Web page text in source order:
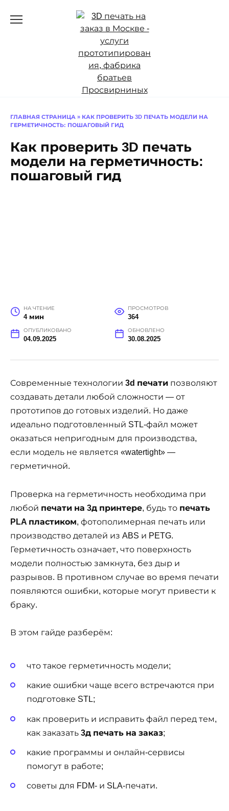
ГЛАВНАЯ СТРАНИЦА » КАК ПРОВЕРИТЬ 3D ПЕЧАТЬ МОДЕЛИ НА
ГЕРМЕТИЧНОСТЬ: ПОШАГОВЫЙ ГИД
Как проверить 3D печать
модели на герметичность:
пошаговый гид
НА ЧТЕНИЕ
4 мин
ПРОСМОТРОВ
364
ОПУБЛИКОВАНО
04.09.2025
ОБНОВЛЕНО
30.08.2025
Современные технологии 3d печати позволяют
создавать детали любой сложности — от
прототипов до готовых изделий. Но даже
идеально подготовленный STL-файл может
оказаться непригодным для производства,
если модель не является «watertight» —
герметичной.
Проверка на герметичность необходима при
любой печати на 3д принтере, будь то печать
PLA пластиком, фотополимерная печать или
производство деталей из ABS и PETG.
Герметичность означает, что поверхность
модели полностью замкнута, без дыр и
разрывов. В противном случае во время печати
появляются ошибки, которые могут привести к
браку.
В этом гайде разберём:
что такое герметичность модели;
какие ошибки чаще всего встречаются при
подготовке STL;
как проверить и исправить файл перед тем,
как заказать 3д печать на заказ;
какие программы и онлайн-сервисы
помогут в работе;
советы для FDM- и SLA-печати.